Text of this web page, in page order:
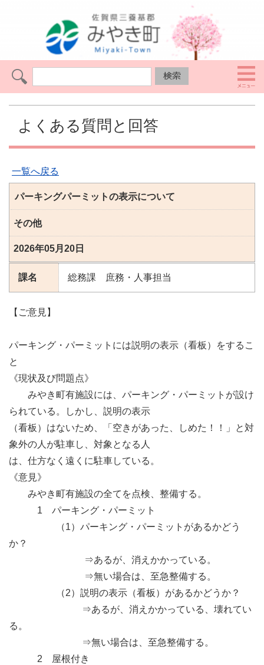
よくある質問と回答
一覧へ戻る
パーキングパーミットの表示について
その他
2026年05月20日
課名 総務課 庶務・人事担当
【ご意見】
パーキング・パーミットには説明の表示（看板）をするこ
と
《現状及び問題点》
みやき町有施設には、パーキング・パーミットが設け
られている。しかし、説明の表示
（看板）はないため、「空きがあった、しめた！！」と対
象外の人が駐車し、対象となる人
は、仕方なく遠くに駐車している。
《意見》
みやき町有施設の全てを点検、整備する。
1 パーキング・パーミット
（1）パーキング・パーミットがあるかどう
か？
⇒あるが、消えかかっている。
⇒無い場合は、至急整備する。
（2）説明の表示（看板）があるかどうか？
⇒あるが、消えかかっている、壊れてい
る。
⇒無い場合は、至急整備する。
2 屋根付き